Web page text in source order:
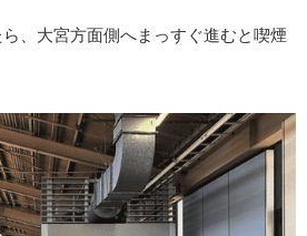
、大宮方面側へまっすぐ進むと喫煙